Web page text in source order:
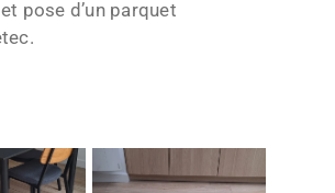
pose d’un parquet